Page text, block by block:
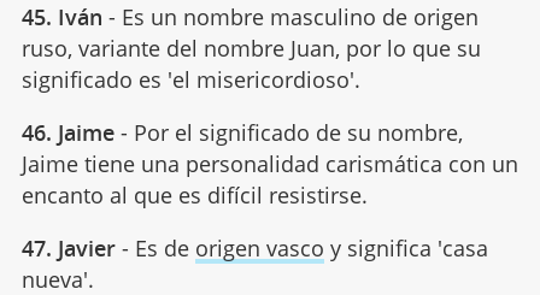
45. Iván - Es un nombre masculino de origen
ruso, variante del nombre Juan, por lo que su
significado es 'el misericordioso'.
46. Jaime- Por el significado de su nombre,
Jaime tiene una personalidad carismática con un
encanto al que es difícil resistirse.
47. Javier- Es de origen vasco y significa 'casa
nueva'.